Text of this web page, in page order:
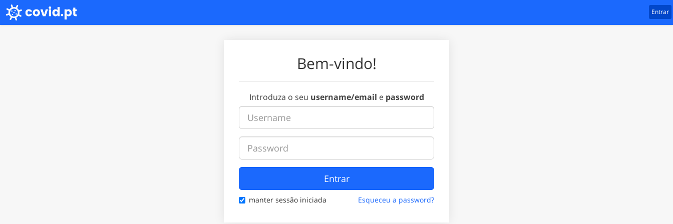
Entrar
Bem-vindo!
Introduza o seu username/email e password
Entrar
manter sessão iniciada Esqueceu a password?